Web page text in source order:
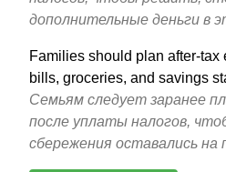
дополнительные деньги в
Families should plan after-tax
bills, groceries, and savings
Семьям следует заранее
после уплаты налогов,
сбережения оставались на